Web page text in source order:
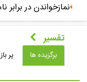
نمازخواندن در برابر
تفسير
برگزيده ها پر